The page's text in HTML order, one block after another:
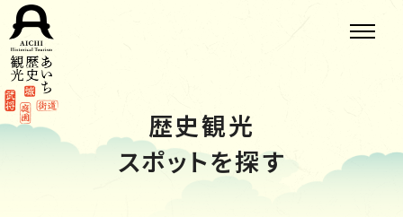
歴史観光
スポットを探す